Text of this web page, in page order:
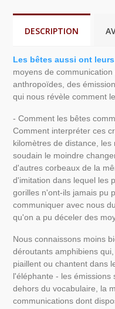
DESCRIPTION
Les bêtes aussi ont
moyens de
anthropoïdes, des
qui nous révèle comment
- Comment les bêtes
Comment interpréter ces
kilomètres de distance,
soudain le moindre
d'autres corbeaux de la
d'imitation dans lequel les
gorilles n'ont-ils jamais pu
communiquer avec nous
qu'on a pu déceler des
Nous connaissons moins
déroutants amphibiens
piaillent ou chantent dans
l'éléphante - les
dehors du vocabulaire, la
communications dont